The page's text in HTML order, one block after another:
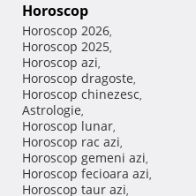
Horoscop
Horoscop 2026,
Horoscop 2025,
Horoscop azi,
Horoscop dragoste,
Horoscop chinezesc,
Astrologie,
Horoscop lunar,
Horoscop rac azi,
Horoscop gemeni azi,
Horoscop fecioara azi,
Horoscop taur azi,